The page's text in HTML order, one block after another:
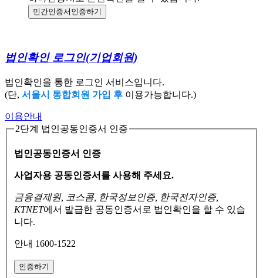
민간인증서 인증하기
법인확인 로그인(기업회원)
법인확인을 통한 로그인 서비스입니다.
(단, 서울시 통합회원 가입 후 이용가능합니다.)
이용안내
2단계 법인공동인증서 인증
법인공동인증서 인증
사업자용 공동인증서를 사용해 주세요.
금융결제원, 코스콤, 한국정보인증, 한국전자인증,
KTNET에서 발급한 공동인증서로 법인확인을 할 수 있습
니다.
안내 1600-1522
인증하기